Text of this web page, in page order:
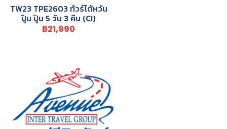
TW23 TPE2603 ทัวร์ไต้หวัน
ปู๊น ปู๊น 5 วัน 3 คืน (CI)
฿21,990